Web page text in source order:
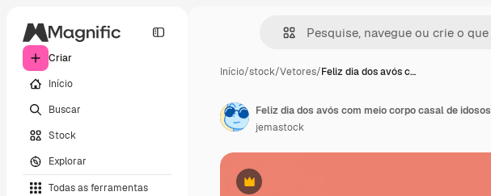
Criar
Início
Buscar
Stock
Explorar
Todas as ferramentas
Início/stock/Vetores/Feliz dia dos avós c…
Premium
Feliz dia dos avós com meio corpo casal de idosos
jemastock